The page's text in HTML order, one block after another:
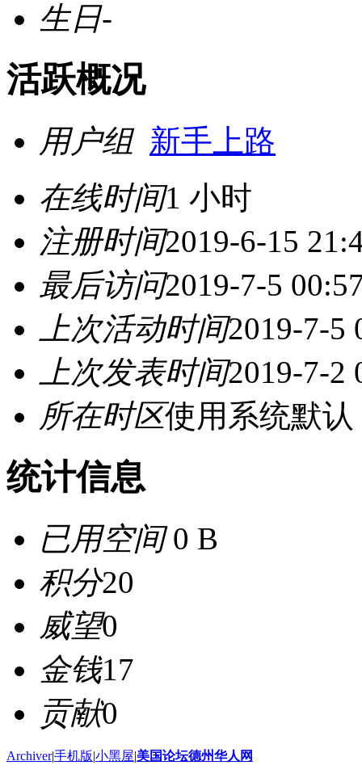
生日-
活跃概况
用户组 新手上路
在线时间1 小时
注册时间2019-6-15
最后访问2019-7-5
上次活动时间2019-7-5
上次发表时间2019-7-2
所在时区使用系统默认
统计信息
已用空间0 B
积分20
威望0
金钱17
贡献0
Archiver|手机版|小黑屋|美国论坛德州华人网